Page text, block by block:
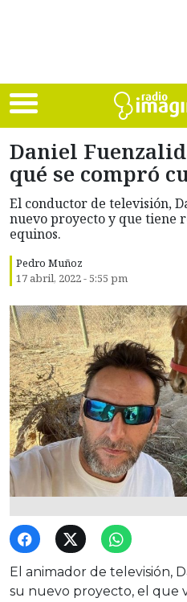
Daniel
qué se compró
El conductor de televisión,
nuevo proyecto y que tiene
equinos.
Pedro Muñoz
17 abril, 2022 - 5:55 pm
El animador de televisión,
su nuevo proyecto, el que